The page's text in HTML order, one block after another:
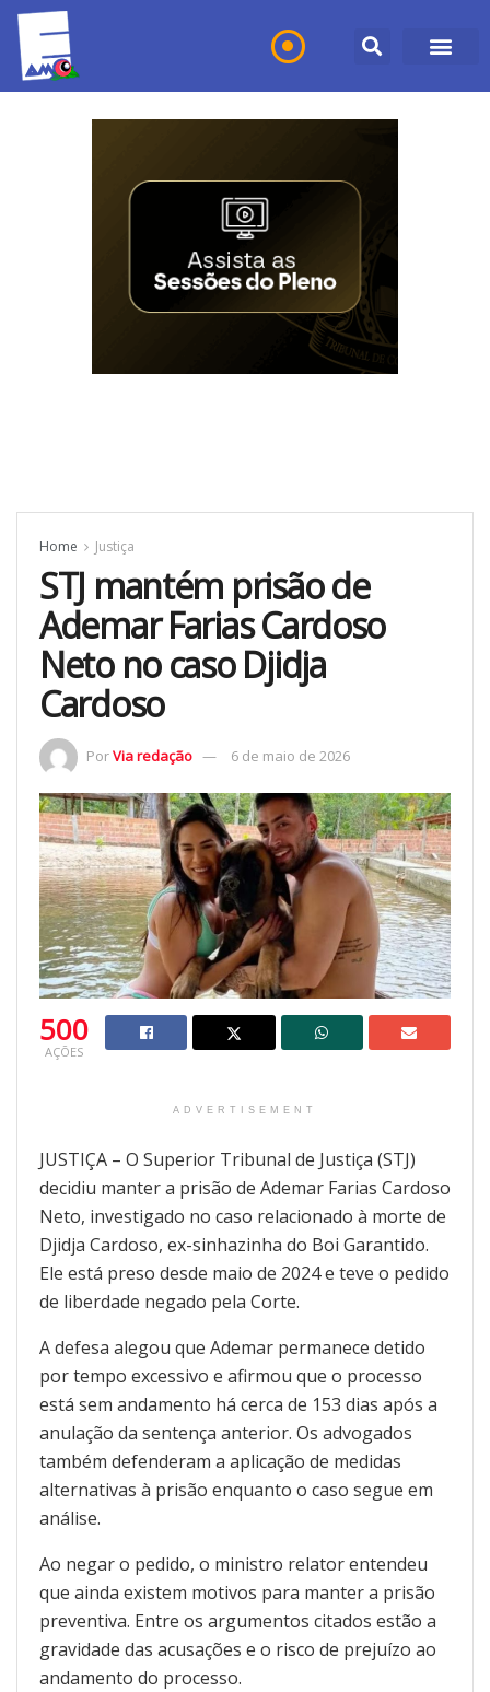
Home Justiça
STJ mantém prisão de
Ademar Farias Cardoso
Neto no caso Djidja
Cardoso
PorVia redação 6 de maio de 2026
500
AÇÕES
ADVERTISEMENT
JUSTIÇA – O Superior Tribunal de Justiça (STJ)
decidiu manter a prisão de Ademar Farias Cardoso
Neto, investigado no caso relacionado à morte de
Djidja Cardoso, ex-sinhazinha do Boi Garantido.
Ele está preso desde maio de 2024 e teve o pedido
de liberdade negado pela Corte.
A defesa alegou que Ademar permanece detido
por tempo excessivo e afirmou que o processo
está sem andamento há cerca de 153 dias após a
anulação da sentença anterior. Os advogados
também defenderam a aplicação de medidas
alternativas à prisão enquanto o caso segue em
análise.
Ao negar o pedido, o ministro relator entendeu
que ainda existem motivos para manter a prisão
preventiva. Entre os argumentos citados estão a
gravidade das acusações e o risco de prejuízo ao
andamento do processo.